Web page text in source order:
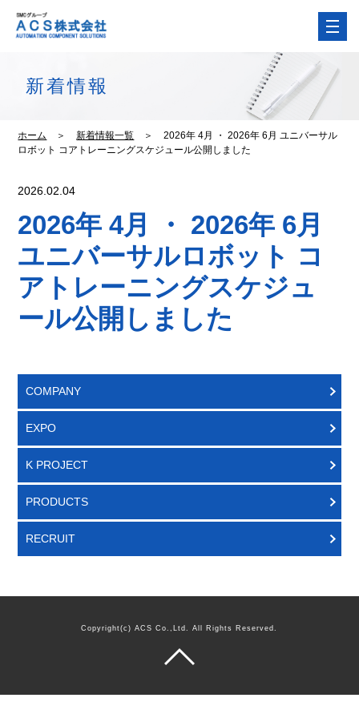
新着情報
ホーム ＞ 新着情報一覧 ＞
2026年 4月 ・ 2026年 6月 ユニバーサル
ロボット コアトレーニングスケジュール公開しました
2026.02.04
2026年 4月 ・ 2026年 6月
ユニバーサルロボット コ
アトレーニングスケジュ
ール公開しました
COMPANY
EXPO
K PROJECT
PRODUCTS
RECRUIT
Copyright(c) ACS Co.,Ltd. All Rights Reserved.